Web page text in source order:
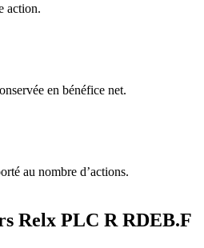
action.
en bénéfice net.
au nombre d’actions.
Relx PLC R RDEB.F